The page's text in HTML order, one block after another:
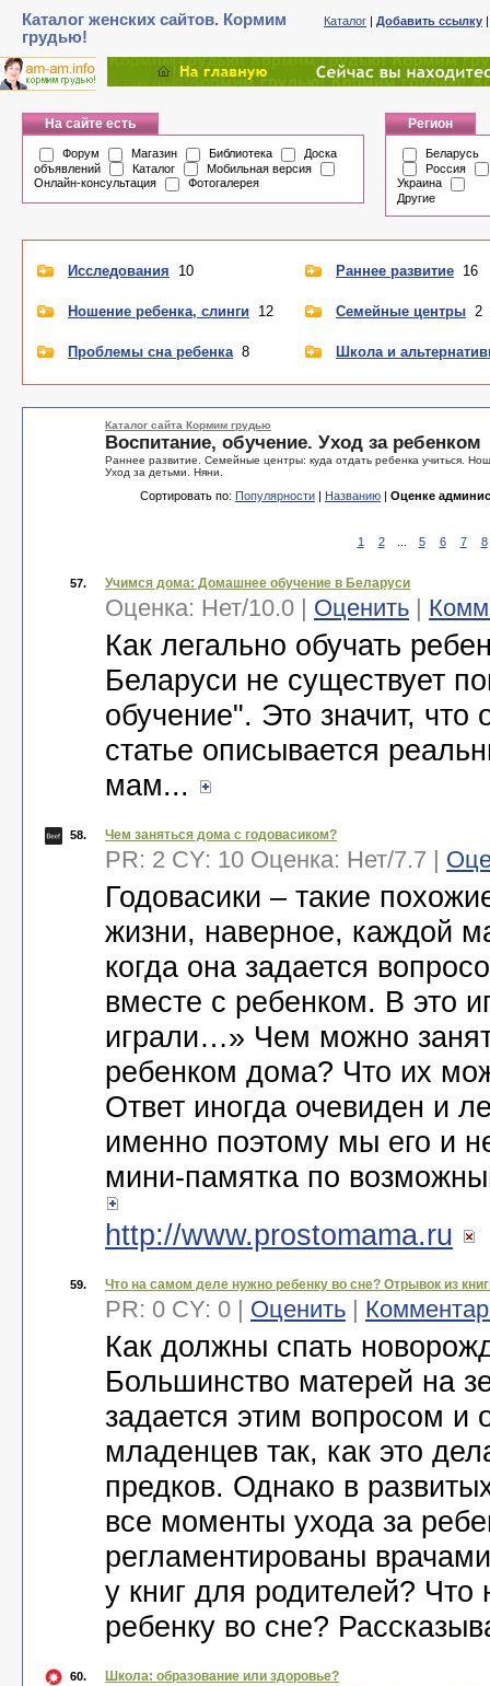
Каталог женских сайтов. Кормим
грудью!
Каталог | Добавить ссылку
На сайте есть
Форум Магазин Библиотека
Доска
объявлений
Каталог
Мобильная версия
Онлайн-консультация
Фотогалерея
Регион
Беларусь
Россия
Украина
Другие
Исследования 10
Ношение ребенка, слинги 12
Проблемы сна ребенка 8
Раннее развитие 16
Семейные центры 2
Школа и
Каталог сайта Кормим грудью
Воспитание, обучение. Уход за ребенком
Раннее развитие. Семейные центры: куда отдать ребенка учиться.
Уход за детьми. Няни.
Сортировать по: Популярности | Названию | Оценке
1 2 5 6 7 8
57. Учимся дома: Домашнее обучение в Беларуси
Оценка: Нет/10.0 | Оценить |
Как легально обучать
Беларуси не существует
обучение". Это значит,
статье описывается
мам...
58. Чем заняться дома с годовасиком?
PR: 2 CY: 10 Оценка: Нет/7.7 |
Годовасики – такие
жизни, наверное, каждой
когда она задается
вместе с ребенком. В это
играли…» Чем можно
ребенком дома? Что их
Ответ иногда очевиден и
именно поэтому мы его и
мини-памятка по
http://www.prostomama.ru
59. Что на самом деле нужно ребенку во сне? Отрывок из
PR: 0 CY: 0 | Оценить |
Как должны спать
Большинство матерей на
задается этим вопросом и
младенцев так, как это
предков. Однако в
все моменты ухода за
регламентированы
у книг для родителей?
ребенку во сне?
60. Школа: образование или здоровье?